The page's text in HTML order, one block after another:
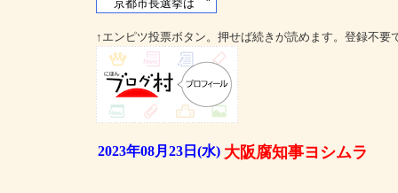
↑エンピツ投票ボタン。押せば続きが読めます。登録不要
2023年08月23日(水) 大阪腐知事ヨシムラ